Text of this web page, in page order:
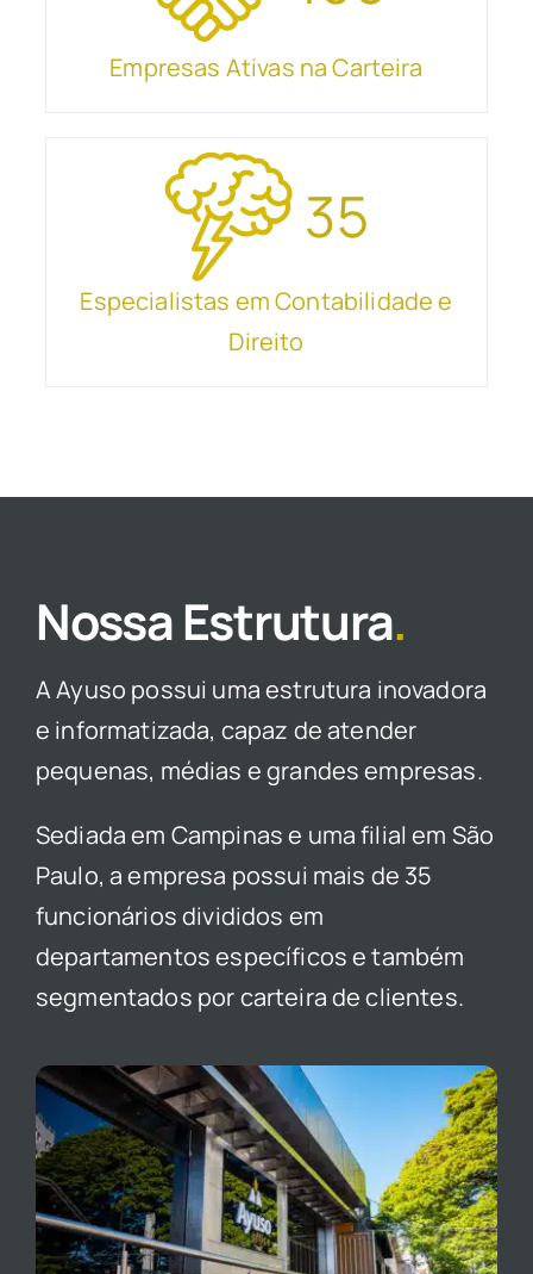
Empresas Ativas na Carteira
35
Especialistas em Contabilidade e
Direito
Nossa Estrutura.
A Ayuso possui uma estrutura inovadora
e informatizada, capaz de atender
pequenas, médias e grandes empresas.
Sediada em Campinas e uma filial em São
Paulo, a empresa possui mais de 35
funcionários divididos em
departamentos específicos e também
segmentados por carteira de clientes.